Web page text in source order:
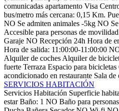
comunicadas apartamento Visa
bus/metro más cercana: 0,15 Km.
NO Se admiten animales -5kg NO
Accesible para personas de
Garaje NO Recepción 24h Hora de
Hora de salida: 11:00:00-11:00:00
Alquiler de coches Alquiler de
fuerte Terraza Espacio para bicicletas
acondicionado en restaurante Sala de
SERVICIOS HABITACIÓN
Servicios Habitación Superficie
estar Baño: 1 NO Baño para